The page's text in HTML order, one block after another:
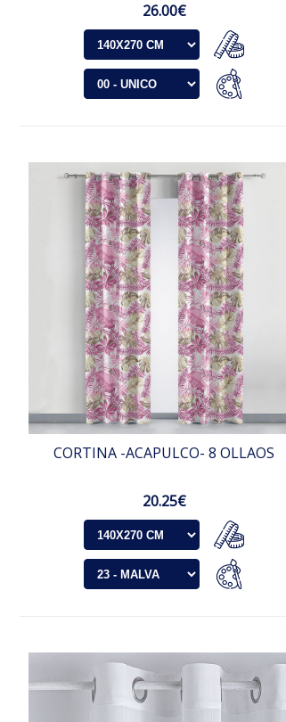
26.00€
CORTINA -ACAPULCO- 8 OLLAOS
20.25€